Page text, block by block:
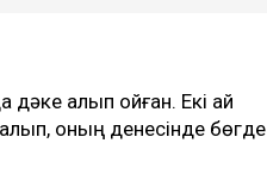
қалып қойған. Екі ай
оның денесінде бөгде